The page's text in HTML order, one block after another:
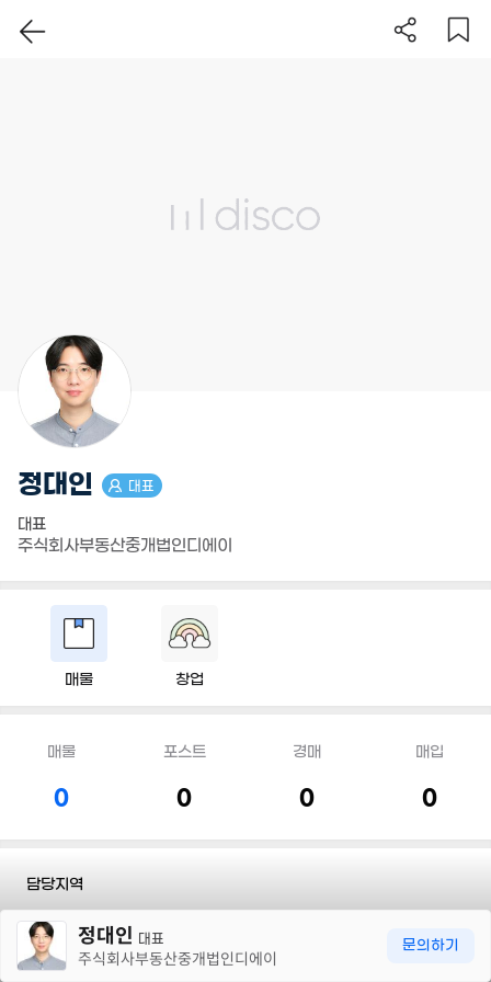
정대인 대표
대표
주식회사부동산중개법인디에이
매물 창업
매물
0
포스트
0
경매
0
매입
0
담당지역
전화 정대인 대표
주식회사부동산중개법인디에이
문의하기